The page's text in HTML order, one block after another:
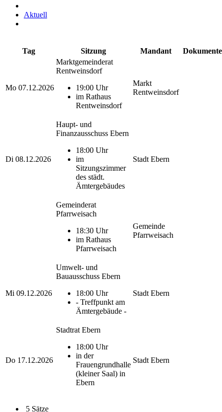
Aktuell
Tag Sitzung Mandant Dokumente
Mo 07.12.2026
Marktgemeinderat
Rentweinsdorf
19:00 Uhr
im Rathaus
Rentweinsdorf
Markt
Rentweinsdorf
Di 08.12.2026
Haupt- und
Finanzausschuss Ebern
18:00 Uhr
im
Sitzungszimmer
des städt.
Ämtergebäudes
Stadt Ebern
Gemeinderat
Pfarrweisach
18:30 Uhr
im Rathaus
Pfarrweisach
Gemeinde
Pfarrweisach
Mi 09.12.2026
Umwelt- und
Bauausschuss Ebern
18:00 Uhr
- Treffpunkt am
Ämtergebäude -
Stadt Ebern
Do 17.12.2026
Stadtrat Ebern
18:00 Uhr
in der
Frauengrundhalle
(kleiner Saal) in
Ebern
Stadt Ebern
5 Sätze